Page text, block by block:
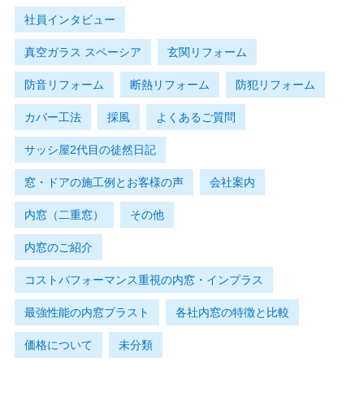
社員インタビュー
真空ガラス スペーシア 玄関リフォーム
防音リフォーム 断熱リフォーム 防犯リフォーム
カバー工法 採風 よくあるご質問
サッシ屋2代目の徒然日記
窓・ドアの施工例とお客様の声
内窓（二重窓） その他
会社案内
内窓のご紹介
コストパフォーマンス重視の内窓・インプラス
最強性能の内窓プラスト 各社内窓の特徴と比較
価格について 未分類